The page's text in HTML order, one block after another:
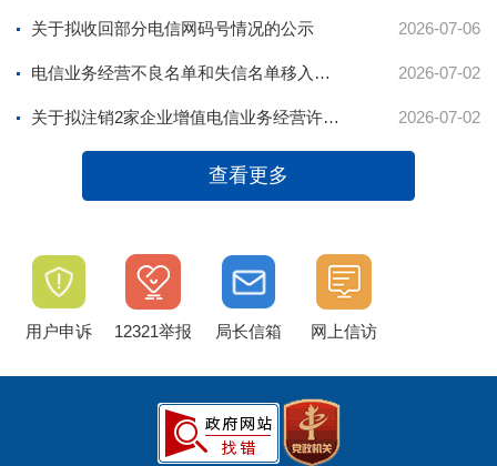
关于拟收回部分电信网码号情况的公示 2026-07-06
电信业务经营不良名单和失信名单移入及移出企业公示信息表（2026年第二季度2家） 2026-07-02
关于拟注销2家企业增值电信业务经营许可的公示 2026-07-02
查看更多
用户申诉 12321举报 局长信箱 网上信访